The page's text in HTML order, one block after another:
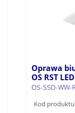
Oprawa
OS RST
OS-S5D-WW-
Kod